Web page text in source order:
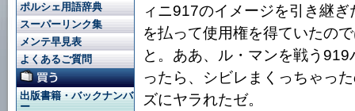
ィニ917のイメージを引き継
を払って使用権を得ていた
と。ああ、ル・マンを戦う
ったら、シビレまくっちゃっ
ズにヤラれたゼ。
ポルシェ用語辞典
スーパーリンク集
メンテ早見表
よくあるご質問
出版書籍・バックナンバ
ー